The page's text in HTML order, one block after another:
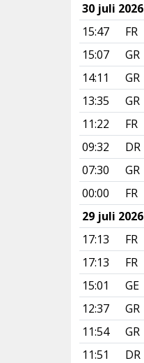
30 juli 2026
15:47
FR
15:07
GR
14:11
GR
13:35
GR
11:22
FR
09:32
DR
07:30
GR
00:00
FR
29 juli 2026
17:13
FR
17:13
FR
15:01
GE
12:37
GR
11:54
GR
11:51
DR